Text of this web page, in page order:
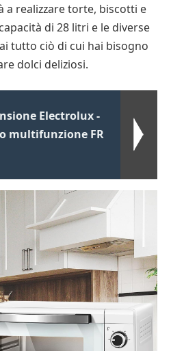
a realizzare torte, biscotti e
di 28 litri e le diverse
tutto ciò di cui hai bisogno
dolci deliziosi.
Electrolux -
multifunzione FR